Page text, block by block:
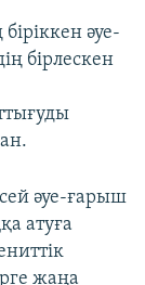
әуе-
бірлескен
әуе-ғарыш
атуға
жаңа